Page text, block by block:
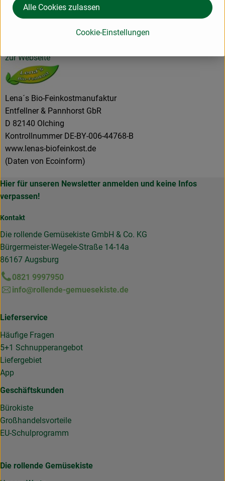
Hersteller: Lena´s Bio-Feinkostmanufaktur
zur Webseite
Lena´s Bio-Feinkostmanufaktur
Entfellner & Pannhorst GbR
D 82140 Olching
Kontrollnummer DE-BY-006-44768-B
www.lenas-biofeinkost.de
(Daten von Ecoinform)
Hier für unseren Newsletter anmelden und keine Infos
verpassen!
Kontakt
Die rollende Gemüsekiste GmbH & Co. KG
Bürgermeister-Wegele-Straße 14-14a
86167 Augsburg
0821 9997950
info@rollende-gemuesekiste.de
Lieferservice
Häufige Fragen
5+1 Schnupperangebot
Liefergebiet
App
Geschäftskunden
Bürokiste
Großhandelsvorteile
EU-Schulprogramm
Die rollende Gemüsekiste
Cookie-Einstellungen
Alle Cookies zulassen